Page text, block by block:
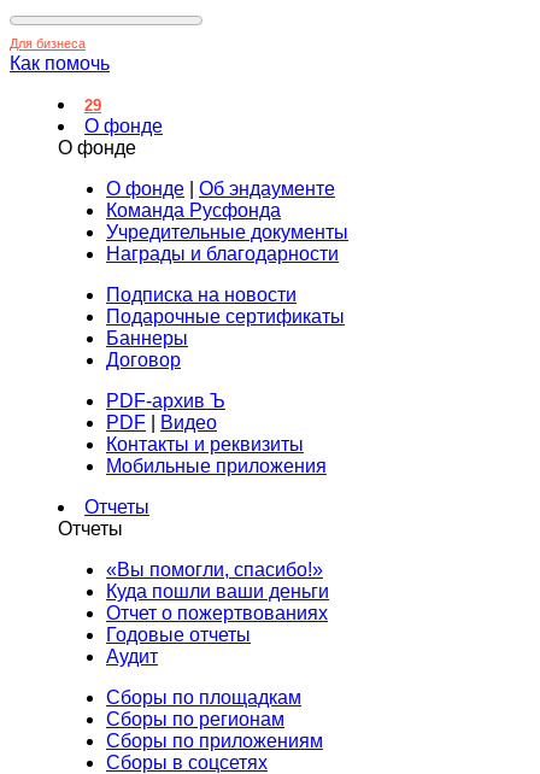
Для бизнеса
Как помочь
29
О фонде
О фонде
О фонде
Об эндаументе
Команда Русфонда
Учредительные документы
Награды и благодарности
Подписка на новости
Подарочные сертификаты
Баннеры
Договор
PDF-архив Ъ
PDF
Видео
Контакты и реквизиты
Мобильные приложения
Отчеты
Отчеты
«Вы помогли, спасибо!»
Куда пошли ваши деньги
Отчет о пожертвованиях
Годовые отчеты
Аудит
Сборы по площадкам
Сборы по регионам
Сборы по приложениям
Сборы в соцсетях